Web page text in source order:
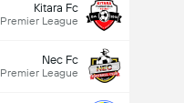
Kitara Fc
Premier League
Nec Fc
Premier League